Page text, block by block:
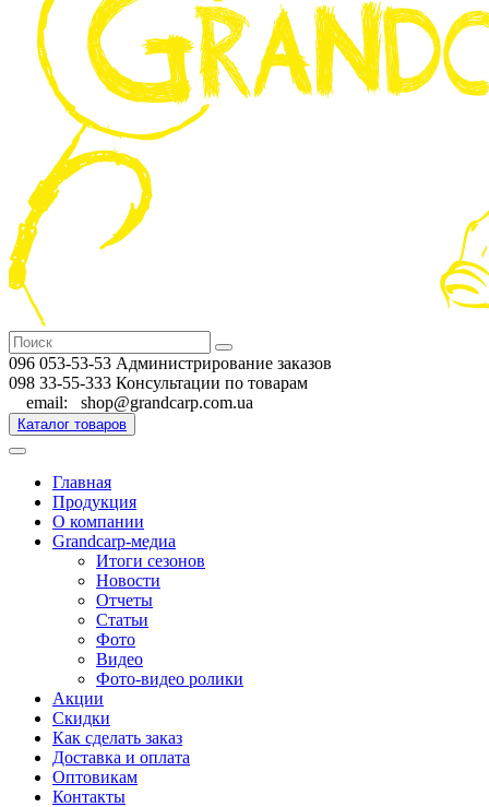
096 053-53-53 Администрирование заказов
098 33-55-333 Консультации по товарам
email: shop@grandcarp.com.ua
Каталог товаров
Главная
Продукция
О компании
Grandcarp-медиа
Итоги сезонов
Новости
Отчеты
Статьи
Фото
Видео
Фото-видео ролики
Акции
Скидки
Как сделать заказ
Доставка и оплата
Оптовикам
Контакты